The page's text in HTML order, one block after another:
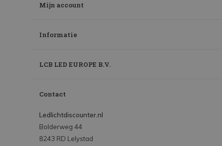
Mijn account
Informatie
LCB LED EUROPE B.V.
Contact
Ledlichtdiscounter.nl
Bolderweg 44
8243 RD Lelystad